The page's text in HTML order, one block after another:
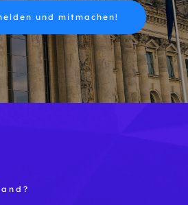
und mitmachen!